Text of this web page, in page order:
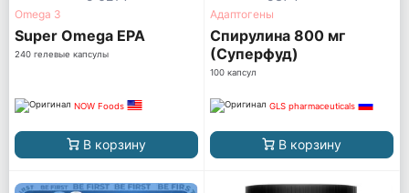
Omega 3
Super Omega EPA
240 гелевые капсулы
NOW Foods
В корзину
Адаптогены
Спирулина 800 мг
(Суперфуд)
100 капсул
GLS pharmaceuticals
В корзину